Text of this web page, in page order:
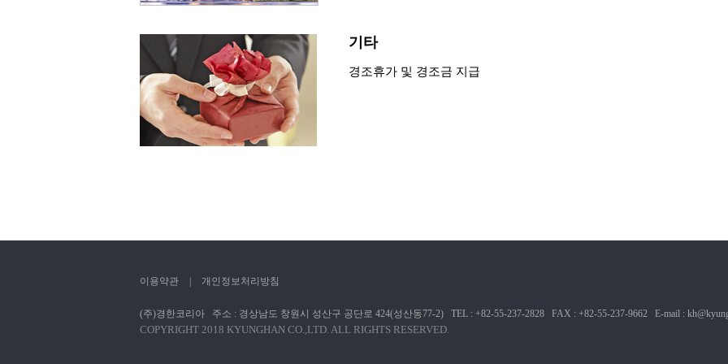
기타
경조휴가 및 경조금 지급
이용약관 | 개인정보처리방침
(주)경한코리아 주소 : 경상남도 창원시 성산구 공단로 424(성산동77-2) TEL : +82-55-237-2828 FAX : +82-55-237-9662 E-mail :
COPYRIGHT 2018 KYUNGHAN CO.,LTD. ALL RIGHTS RESERVED.